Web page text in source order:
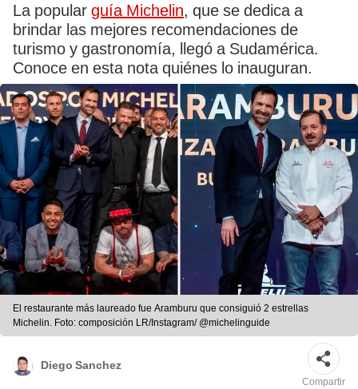
La popular guía Michelin, que se dedica a
brindar las mejores recomendaciones de
turismo y gastronomía, llegó a Sudamérica.
Conoce en esta nota quiénes lo inauguran.
El restaurante más laureado fue Aramburu que consiguió 2 estrellas
Michelin. Foto: composición LR/Instagram/ @michelinguide
Diego Sanchez
Compartir